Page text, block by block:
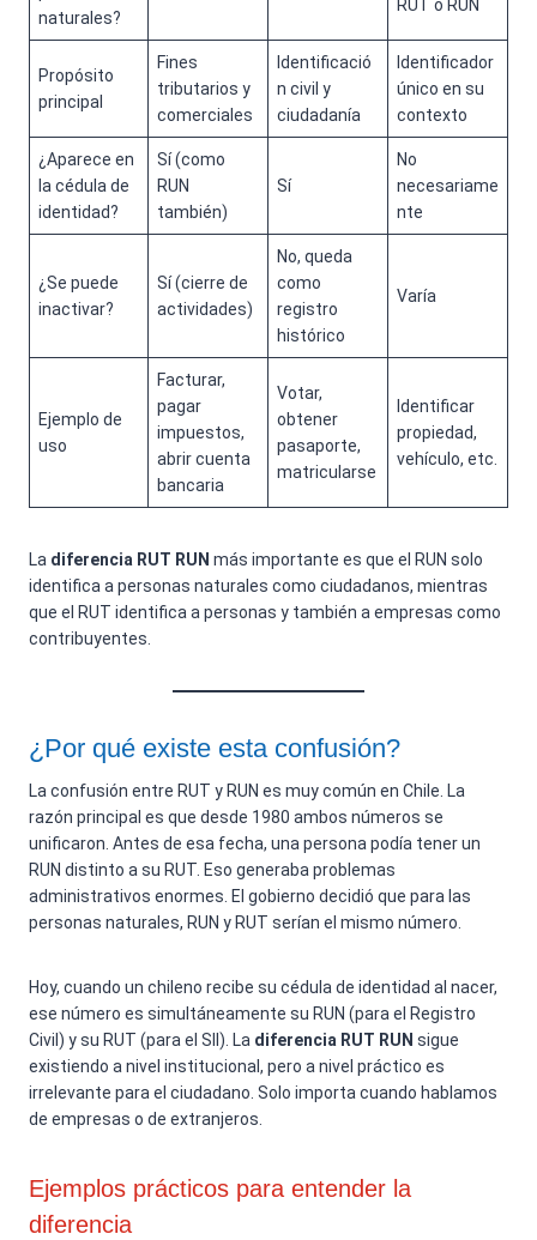
naturales?
RUT o RUN
Propósito
principal
Fines
tributarios y
comerciales
Identificació
n civil y
ciudadanía
Identificador
único en su
contexto
¿Aparece en
la cédula de
identidad?
Sí (como
RUN
también)
Sí
No
necesariame
nte
¿Se puede
inactivar?
Sí (cierre de
actividades)
No, queda
como
registro
histórico
Varía
Ejemplo de
uso
Facturar,
pagar
impuestos,
abrir cuenta
bancaria
Votar,
obtener
pasaporte,
matricularse
Identificar
propiedad,
vehículo, etc.
La diferencia RUT RUN más importante es que el RUN solo
identifica a personas naturales como ciudadanos, mientras
que el RUT identifica a personas y también a empresas como
contribuyentes.
¿Por qué existe esta confusión?
La confusión entre RUT y RUN es muy común en Chile. La
razón principal es que desde 1980 ambos números se
unificaron. Antes de esa fecha, una persona podía tener un
RUN distinto a su RUT. Eso generaba problemas
administrativos enormes. El gobierno decidió que para las
personas naturales, RUN y RUT serían el mismo número.
Hoy, cuando un chileno recibe su cédula de identidad al nacer,
ese número es simultáneamente su RUN (para el Registro
Civil) y su RUT (para el SII). La diferencia RUT RUN sigue
existiendo a nivel institucional, pero a nivel práctico es
irrelevante para el ciudadano. Solo importa cuando hablamos
de empresas o de extranjeros.
Ejemplos prácticos para entender la
diferencia